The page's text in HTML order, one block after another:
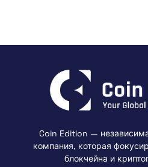
Coin Edition —
компания, которая
блокчейна и